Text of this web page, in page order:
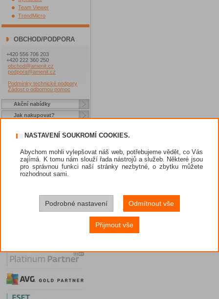
Team Viewer
TrendMicro
OBCHOD/PODPORA
+420 556 706 203
+420 222 360 250
obchod@amenit.cz
podpora@amenit.cz
Podmínky technické podpory
Žádost o odbornou pomoc
Akční nabídky
Jak nakupovat?
Způsoby platby
Obchodní podmínky
Prodejci
Nástroje
Potřebuji poradit
NASTAVENÍ SOUKROMÍ COOKIES.
Abychom mohli vylepšovat náš web, potřebujeme vědět, co Vás
zajímá. K tomu nám slouží řada nástrojů a služeb. Některé jsou
pro správnou funkci naší stránky nezbytné, o zbytku můžete
rozhodnout sami.
Podrobné nastavení Odmítnout vše
Přijmout vše